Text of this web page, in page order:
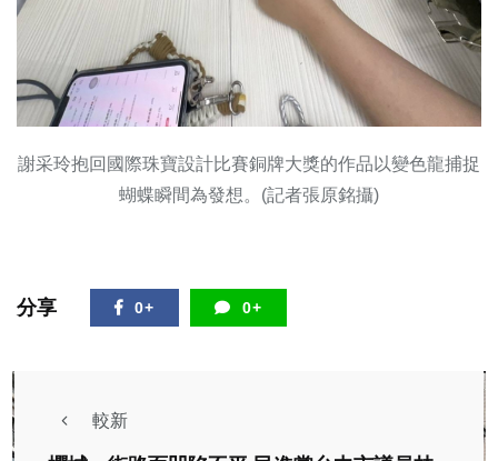
謝采玲抱回國際珠寶設計比賽銅牌大獎的作品以變色龍捕捉
蝴蝶瞬間為發想。(記者張原銘攝)
分享 0+ 0+
較新